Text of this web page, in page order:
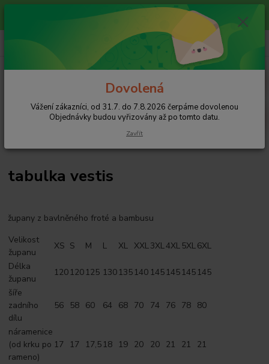
Vážení zákazníci, od 31.7. do 7.8.2026 čerpáme dovolenou
Objednávky budou vyřizovány až po tomto datu.
CZK
Hledat
+420 608 754 282
pište email, pokud nezvedám tel.
tabulka vestis
župany z bavlněného froté a bambusu
Velikost
županu
XS S M L XL XXL3XL4XL 5XL6XL
Délka
županu
120 120 125 130 135 140 145 145 145 145
šíře
zadního
dílu
56 58 60 64 68 70 74 76 78 80
náramenice
(od krku po
rameno)
17 17 17,5 18 19 20 20 21 21 21
Dovolená
Vážení zákazníci, od 31.7. do 7.8.2026 čerpáme dovolenou
Objednávky budou vyřizovány až po tomto datu.
Zavřít